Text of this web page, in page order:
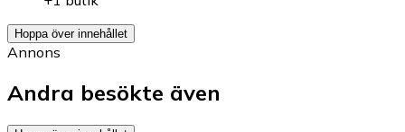
Hoppa över innehållet
Annons
Andra besökte även